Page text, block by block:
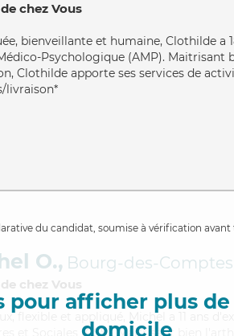
chez Vous
, bienveillante et humaine, Clothilde a
Psychologique (AMP). Maitrisant
Clothilde apporte ses services de
livraison*
du candidat, soumise à vérification
pour afficher plus de
domicile
O., Bourg-des-Comptes
chez Vous
, flexible et appliqué, Michel a 11 ans
et Sociales (CSS). Maitrisant bien